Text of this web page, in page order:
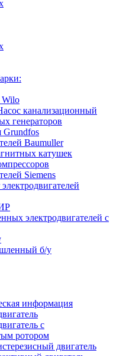
Wilo
канализационный
генераторов
Grundfos
Baumuller
катушек
Siemens
электродвигателей с
б/у
информация
с
ротором
двигатель